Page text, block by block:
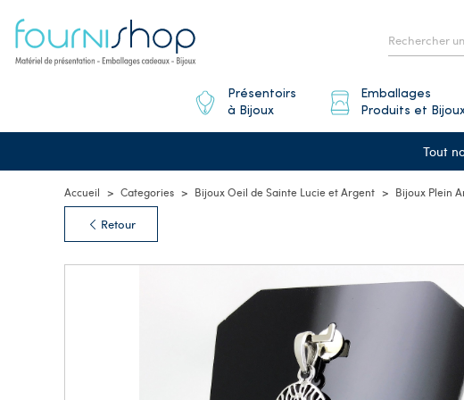
Présentoirs
à Bijoux
Emballages
Produits et
Tout
Accueil Categories Bijoux Oeil de Sainte Lucie et Argent Bijoux Plein
Retour